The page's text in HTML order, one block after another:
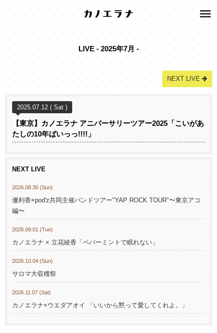
LIVE - 2025年7月 -
NEXT LIVE
2025.07.12 ( Sat )
【東京】カノエラナ アニバーサリーツアー2025「こいがあ
たしの10年ばいっっ!!!!」
NEXT LIVE
2026.08.30 (Sun)
優利香×pod'z共同主催バンドツアー"YAP ROCK TOUR"〜東京アコ
編〜
2026.09.01 (Tue)
カノエラナ × 立花綾香「ペパーミントで眠れない」
2026.10.04 (Sun)
サロマ大収穫祭
2026.11.07 (Sat)
カノエラナ×ウエダアオイ 「いいから黙って愛してくれよ。」